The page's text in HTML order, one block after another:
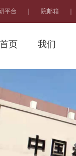
平台 院邮箱
首页 我们